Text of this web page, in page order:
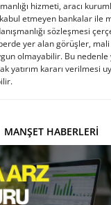
hizmeti, aracı
etmeyen bankalar ile
sözleşmesi
yer alan görüşler,
olmayabilir. Bu nedenle
yatırım kararı verilmesi
MANŞET HABERLERI